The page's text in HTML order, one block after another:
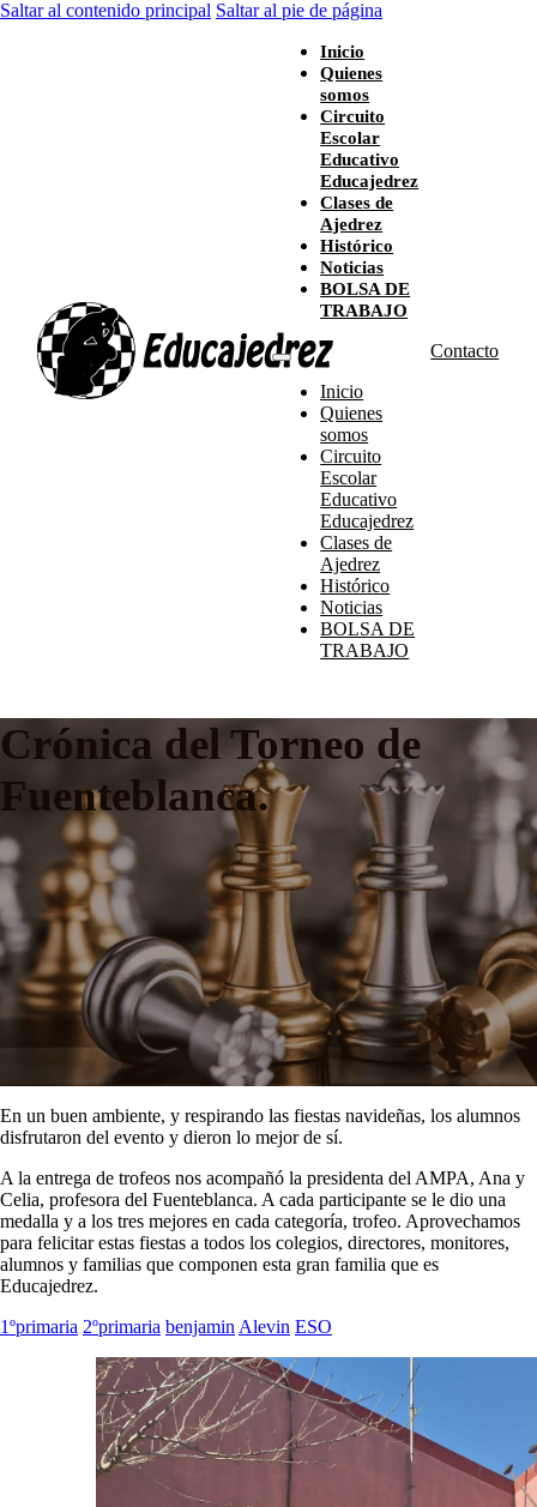
Saltar al contenido principal Saltar al pie de página
Inicio
Quienes
somos
Circuito
Escolar
Educativo
Educajedrez
Clases de
Ajedrez
Histórico
Noticias
BOLSA DE
TRABAJO
Inicio
Quienes
somos
Circuito
Escolar
Educativo
Educajedrez
Clases de
Ajedrez
Histórico
Noticias
BOLSA DE
TRABAJO
Contacto
Crónica del Torneo de
Fuenteblanca.
En un buen ambiente, y respirando las fiestas navideñas, los alumnos
disfrutaron del evento y dieron lo mejor de sí.
A la entrega de trofeos nos acompañó la presidenta del AMPA, Ana y
Celia, profesora del Fuenteblanca. A cada participante se le dio una
medalla y a los tres mejores en cada categoría, trofeo. Aprovechamos
para felicitar estas fiestas a todos los colegios, directores, monitores,
alumnos y familias que componen esta gran familia que es
Educajedrez.
1ºprimaria 2ºprimaria benjamin Alevin ESO